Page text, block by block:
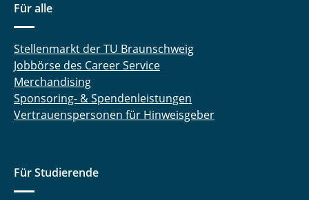
Für alle
Stellenmarkt der TU Braunschweig
Jobbörse des Career Service
Merchandising
Sponsoring- & Spendenleistungen
Vertrauenspersonen für Hinweisgeber
Für Studierende